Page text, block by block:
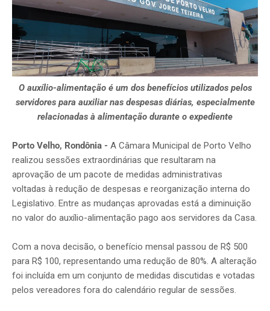
O auxílio-alimentação é um dos benefícios utilizados pelos
servidores para auxiliar nas despesas diárias, especialmente
relacionadas à alimentação durante o expediente
Porto Velho, Rondônia - A Câmara Municipal de Porto Velho
realizou sessões extraordinárias que resultaram na
aprovação de um pacote de medidas administrativas
voltadas à redução de despesas e reorganização interna do
Legislativo. Entre as mudanças aprovadas está a diminuição
no valor do auxílio-alimentação pago aos servidores da Casa.
Com a nova decisão, o benefício mensal passou de R$ 500
para R$ 100, representando uma redução de 80%. A alteração
foi incluída em um conjunto de medidas discutidas e votadas
pelos vereadores fora do calendário regular de sessões.